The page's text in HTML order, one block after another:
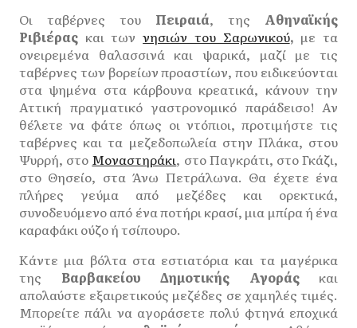
Οι ταβέρνες του Πειραιά, της Αθηναϊκής
Ριβιέρας και τωννησιών του Σαρωνικού, με τα
ονειρεμένα θαλασσινά και ψαρικά, μαζί με τις
ταβέρνες των βορείων προαστίων, που ειδικεύονται
στα ψημένα στα κάρβουνα κρεατικά, κάνουν την
Αττική πραγματικό γαστρονομικό παράδεισο! Αν
θέλετε να φάτε όπως οι ντόπιοι, προτιμήστε τις
ταβέρνες και τα μεζεδοπωλεία στην Πλάκα, στου
Ψυρρή, στο Μοναστηράκι, στο Παγκράτι, στο Γκάζι,
στο Θησείο, στα Άνω Πετράλωνα. Θα έχετε ένα
πλήρες γεύμα από μεζέδες και ορεκτικά,
συνοδευόμενο από ένα ποτήρι κρασί, μια μπίρα ή ένα
καραφάκι ούζο ή τσίπουρο.
Κάντε μια βόλτα στα εστιατόρια και τα μαγέρικα
της Βαρβακείου Δημοτικής Αγοράςκαι
απολαύστε εξαιρετικούς μεζέδες σε χαμηλές τιμές.
Μπορείτε πάλι να αγοράσετε πολύ φτηνά εποχικά